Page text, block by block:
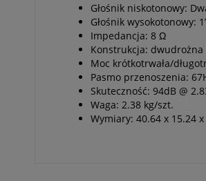
Głośnik niskotonowy:
Głośnik wysokotonowy:
Impedancja: 8 Ω
Konstrukcja: dwudrożna
Moc krótkotrwała/
Pasmo przenoszenia:
Skuteczność: 94dB @
Waga: 2.38 kg/szt.
Wymiary: 40.64 x 15.24